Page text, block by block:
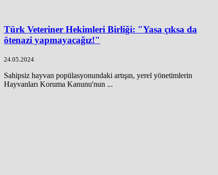
Türk Veteriner Hekimleri Birliği: "Yasa çıksa da
ötenazi yapmayacağız!"
24.05.2024
Sahipsiz hayvan popülasyonundaki artışın, yerel yönetimlerin
Hayvanları Koruma Kanunu'nun ...